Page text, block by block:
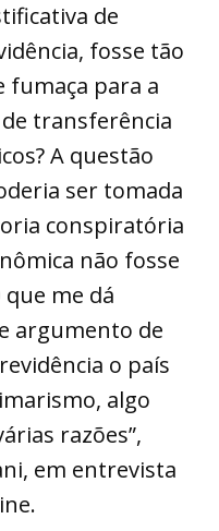
de
fosse tão
fumaça para a
transferência
A questão
ser tomada
conspiratória
não fosse
me dá
argumento de
o país
algo
razões”,
em entrevista